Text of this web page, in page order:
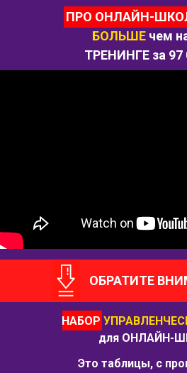
ПРО ОНЛАЙН-
БОЛЬШЕ чем
ТРЕНИНГЕ за 97
ОБРАТИТЕ
НАБОР
для ОНЛАЙН-
Это таблицы, с